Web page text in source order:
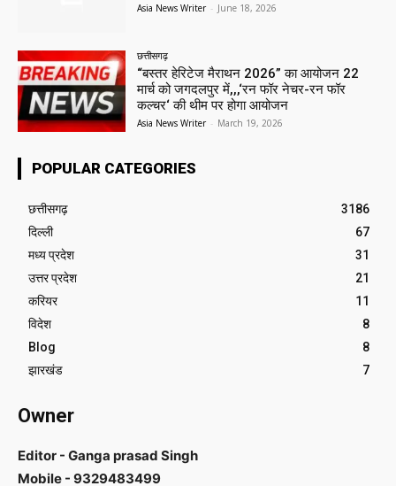
Asia News Writer - June 18, 2026
छत्तीसगढ़
“बस्तर हेरिटेज मैराथन 2026” का आयोजन 22
मार्च को जगदलपुर में,,,‘रन फॉर नेचर-रन फॉर
कल्चर‘ की थीम पर होगा आयोजन
Asia News Writer - March 19, 2026
POPULAR CATEGORIES
छत्तीसगढ़
3186
दिल्ली
67
मध्य प्रदेश
31
उत्तर प्रदेश
21
करियर
11
विदेश
8
Blog
8
झारखंड
7
Owner
Editor - Ganga prasad Singh
Mobile - 9329483499